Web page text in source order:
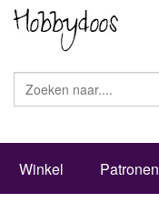
Winkel Patronen